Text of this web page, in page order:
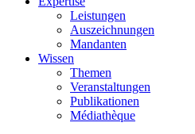
Leistungen
Auszeichnungen
Mandanten
Wissen
Themen
Veranstaltungen
Publikationen
Médiathèque